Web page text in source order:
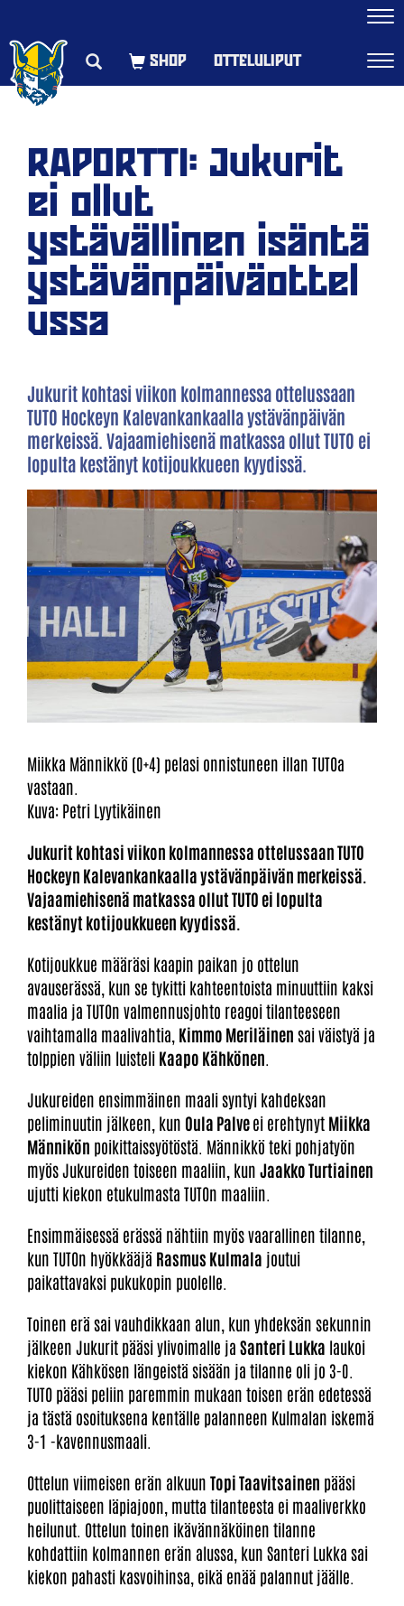
OTTELULIPUT
RAPORTTI: Jukurit
ei ollut
ystävällinen isäntä
ystävänpäiväottel
ussa
Jukurit kohtasi viikon kolmannessa ottelussaan
TUTO Hockeyn Kalevankankaalla ystävänpäivän
merkeissä. Vajaamiehisenä matkassa ollut TUTO ei
lopulta kestänyt kotijoukkueen kyydissä.
Miikka Männikkö (0+4) pelasi onnistuneen illan TUTOa
vastaan.
Kuva: Petri Lyytikäinen
Jukurit kohtasi viikon kolmannessa ottelussaan TUTO
Hockeyn Kalevankankaalla ystävänpäivän merkeissä.
Vajaamiehisenä matkassa ollut TUTO ei lopulta
kestänyt kotijoukkueen kyydissä.
Kotijoukkue määräsi kaapin paikan jo ottelun
avauserässä, kun se tykitti kahteentoista minuuttiin kaksi
maalia ja TUTOn valmennusjohto reagoi tilanteeseen
vaihtamalla maalivahtia, Kimmo Meriläinen sai väistyä ja
tolppien väliin luisteli Kaapo Kähkönen
Jukureiden ensimmäinen maali syntyi kahdeksan
peliminuutin jälkeen, kun Oula Palveei erehtynyt Miikka
Männikön poikittaissyötöstä. Männikkö teki pohjatyön
myös Jukureiden toiseen maaliin, kun Jaakko Turtiainen
ujutti kiekon etukulmasta TUTOn maaliin.
Ensimmäisessä erässä nähtiin myös vaarallinen tilanne,
kun TUTOn hyökkääjä Rasmus Kulmala joutui
paikattavaksi pukukopin puolelle.
Toinen erä sai vauhdikkaan alun, kun yhdeksän sekunnin
jälkeen Jukurit pääsi ylivoimalle ja Santeri Lukka laukoi
kiekon Kähkösen längeistä sisään ja tilanne oli jo 3-0.
TUTO pääsi peliin paremmin mukaan toisen erän edetessä
ja tästä osoituksena kentälle palanneen Kulmalan iskemä
3-1 -kavennusmaali.
Ottelun viimeisen erän alkuun Topi Taavitsainen pääsi
puolittaiseen läpiajoon, mutta tilanteesta ei maaliverkko
heilunut. Ottelun toinen ikävännäköinen tilanne
kohdattiin kolmannen erän alussa, kun Santeri Lukka sai
kiekon pahasti kasvoihinsa, eikä enää palannut jäälle.